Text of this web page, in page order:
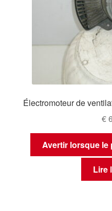
Électromoteur de
€
Avertir lorsque
Lire